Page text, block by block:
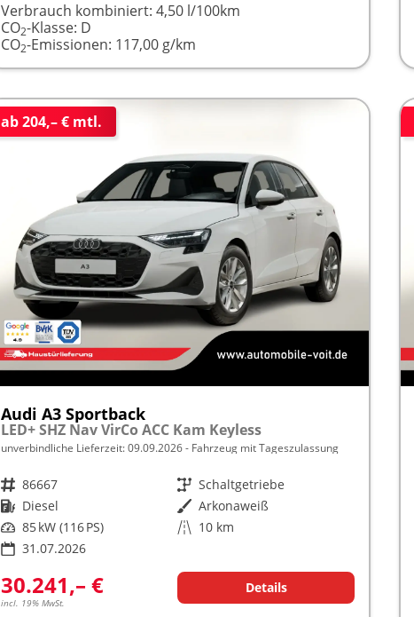
Verbrauch kombiniert:4,50 l/100km
CO2-Klasse: D
CO2-Emissionen: 117,00 g/km
ab 204,– € mtl.
Audi A3 Sportback
LED+ SHZ Nav VirCo ACC Kam Keyless
unverbindliche Lieferzeit:09.09.2026 Fahrzeug mit Tageszulassung
Fahrzeugnr. 86667 Getriebe Schaltgetriebe
Kraftstoff Diesel Außenfarbe Arkonaweiß
Leistung 85 kW (116 PS) Kilometerstand 10 km
31.07.2026
30.241,– €
incl. 19% MwSt.
Details